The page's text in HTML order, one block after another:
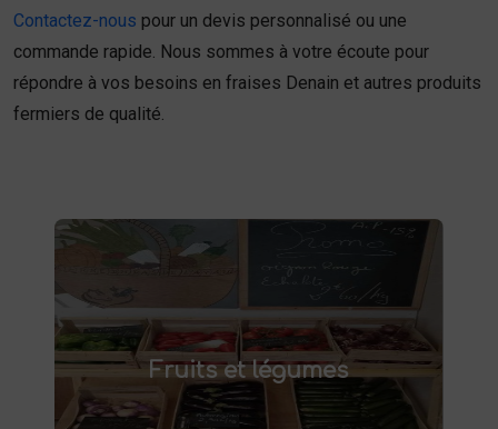
Contactez-nous pour un devis personnalisé ou une
commande rapide. Nous sommes à votre écoute pour
répondre à vos besoins en fraises Denain et autres produits
fermiers de qualité.
Fruits et légumes
Fruits et légumes
Achetez des
fruits et légumes frais à Saint-
Saulve
et savourez des produits de saison,
cultivés localement. Goûtez la différence :
des produits sains et respectueux de